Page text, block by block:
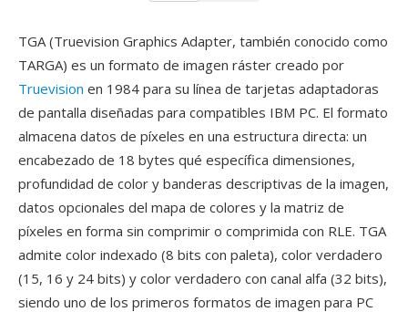
TGA (Truevision Graphics Adapter, también conocido como
TARGA) es un formato de imagen ráster creado por
Truevision en 1984 para su línea de tarjetas adaptadoras
de pantalla diseñadas para compatibles IBM PC. El formato
almacena datos de píxeles en una estructura directa: un
encabezado de 18 bytes qué específica dimensiones,
profundidad de color y banderas descriptivas de la imagen,
datos opcionales del mapa de colores y la matriz de
píxeles en forma sin comprimir o comprimida con RLE. TGA
admite color indexado (8 bits con paleta), color verdadero
(15, 16 y 24 bits) y color verdadero con canal alfa (32 bits),
siendo uno de los primeros formatos de imagen para PC